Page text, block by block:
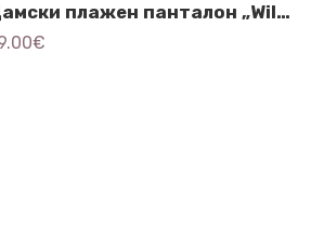
Дамски плажен панталон „Wild Breeze blue ”- 3591
€